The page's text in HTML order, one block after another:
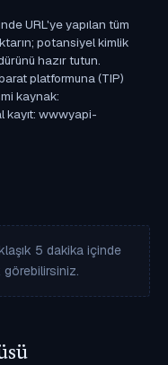
URL'ye yapılan tüm
potansiyel kimlik
hazır tutun.
platformuna (TIP)
kaynak:
kayıt: wwwyapi-
5 dakika içinde
görebilirsiniz.